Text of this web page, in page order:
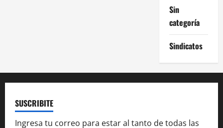
Sin
categoría
Sindicatos
SUSCRIBITE
Ingresa tu correo para estar al tanto de todas las